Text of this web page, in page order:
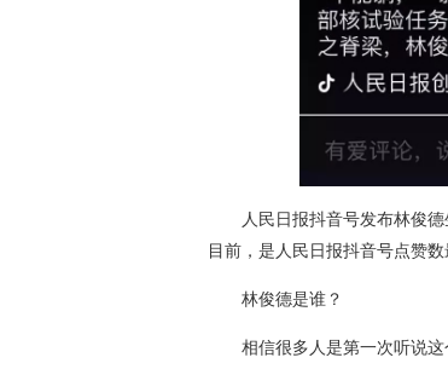
人民日报抖音号发布林俊德
目前，是人民日报抖音号点赞
林俊德是谁？
相信很多人是第一次听说这